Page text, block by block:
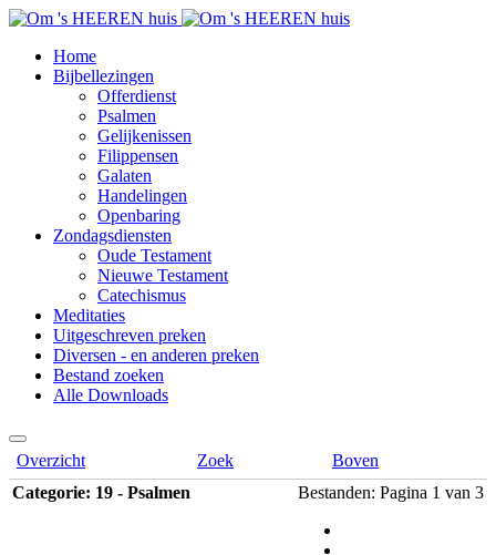
Home
Bijbellezingen
Offerdienst
Psalmen
Gelijkenissen
Filippensen
Galaten
Handelingen
Openbaring
Zondagsdiensten
Oude Testament
Nieuwe Testament
Catechismus
Meditaties
Uitgeschreven preken
Diversen - en anderen preken
Bestand zoeken
Alle Downloads
Overzicht Zoek
Boven
Categorie: 19 - Psalmen
Bestanden: Pagina 1 van 3